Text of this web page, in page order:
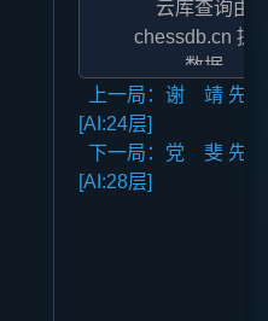
云库查询由
chessdb.cn 提
数据
AI支招,云库应
二者的评分表
法相差2至3倍,
上一局：谢 靖 先
[AI:24层]
下一局：党 斐 先胜
[AI:28层]